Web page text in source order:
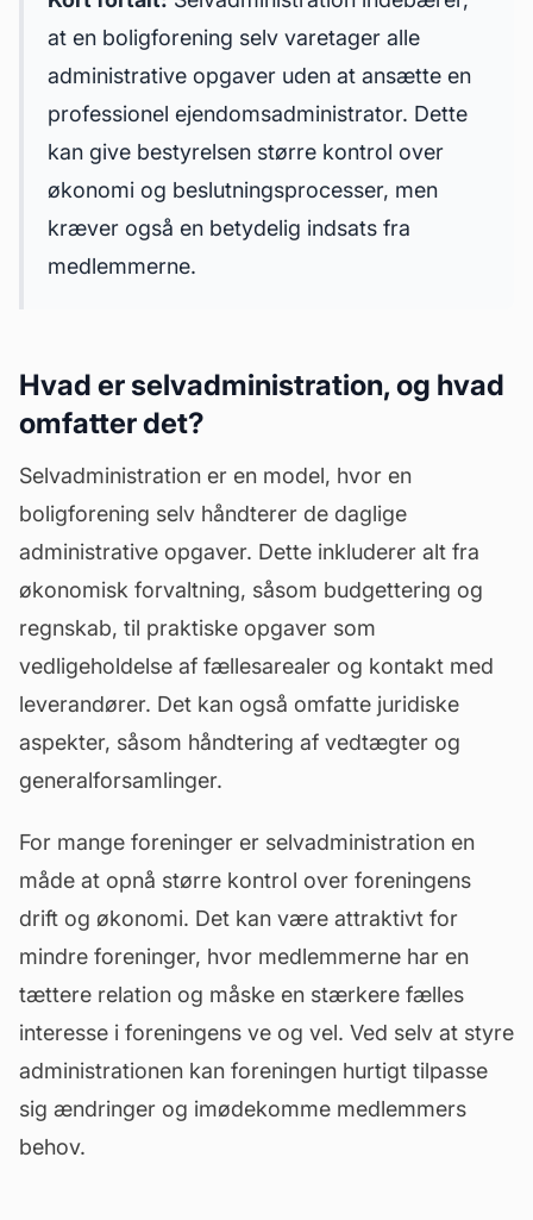
at en boligforening selv varetager alle
administrative opgaver uden at ansætte en
professionel ejendomsadministrator. Dette
kan give bestyrelsen større kontrol over
økonomi og beslutningsprocesser, men
kræver også en betydelig indsats fra
medlemmerne.
Hvad er selvadministration, og hvad
omfatter det?
Selvadministration er en model, hvor en
boligforening selv håndterer de daglige
administrative opgaver. Dette inkluderer alt fra
økonomisk forvaltning, såsom budgettering og
regnskab, til praktiske opgaver som
vedligeholdelse af fællesarealer og kontakt med
leverandører. Det kan også omfatte juridiske
aspekter, såsom håndtering af vedtægter og
generalforsamlinger.
For mange foreninger er selvadministration en
måde at opnå større kontrol over foreningens
drift og økonomi. Det kan være attraktivt for
mindre foreninger, hvor medlemmerne har en
tættere relation og måske en stærkere fælles
interesse i foreningens ve og vel. Ved selv at styre
administrationen kan foreningen hurtigt tilpasse
sig ændringer og imødekomme medlemmers
behov.